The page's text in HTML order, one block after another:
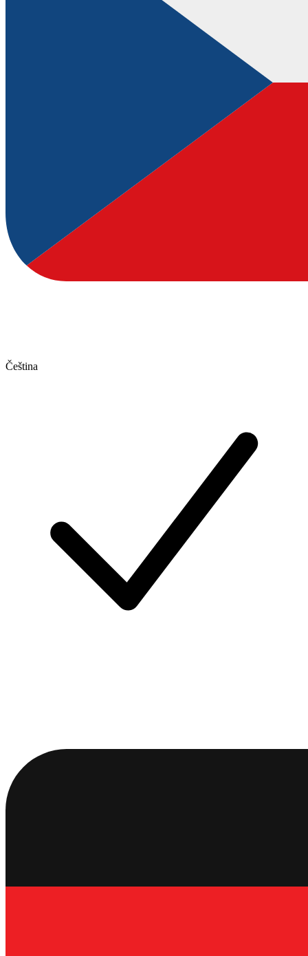
Čeština